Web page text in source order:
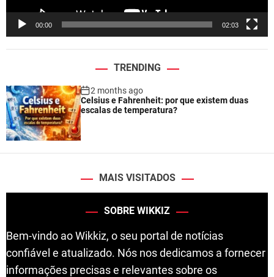
00:00 02:03
TRENDING
2 months ago
Celsius e Fahrenheit: por que existem duas
escalas de temperatura?
MAIS VISITADOS
SOBRE WIKKIZ
Bem-vindo ao Wikkiz, o seu portal de notícias
confiável e atualizado. Nós nos dedicamos a fornecer
informações precisas e relevantes sobre os